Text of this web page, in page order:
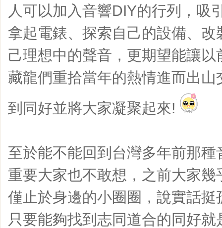
人可以加入音響DIY的行列，吸
拿起電錶、探索自己的設備、
己理想中的聲音，更期望能讓
藏龍們重拾當年的熱情進而出
到同好並將大家凝聚起來!
至於能不能回到台灣多年前那
重要大家也不敢想，之前大家
僅止於身邊的小圈圈，說實話
只要能夠找到志同道合的同好